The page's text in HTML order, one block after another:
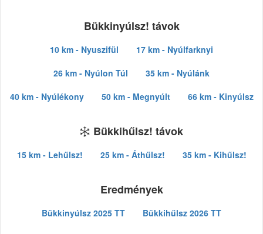
Bükkinyúlsz! távok
10 km - Nyuszifül
17 km - Nyúlfarknyi
26 km - Nyúlon Túl
35 km - Nyúlánk
40 km - Nyúlékony
50 km - Megnyúlt 66 km - Kinyúlsz
Bükkihűlsz! távok
15 km - Lehűlsz! 25 km - Áthűlsz! 35 km - Kihűlsz!
Eredmények
Bükkinyúlsz 2025 TT Bükkihűlsz 2026 TT